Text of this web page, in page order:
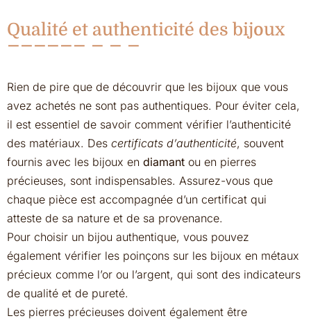
Qualité et authenticité des bijoux
Rien de pire que de découvrir que les bijoux que vous
avez achetés ne sont pas authentiques. Pour éviter cela,
il est essentiel de savoir comment vérifier l’authenticité
des matériaux. Des certificats d’authenticité, souvent
fournis avec les bijoux en diamant ou en pierres
précieuses, sont indispensables. Assurez-vous que
chaque pièce est accompagnée d’un certificat qui
atteste de sa nature et de sa provenance.
Pour choisir un bijou authentique, vous pouvez
également vérifier les poinçons sur les bijoux en métaux
précieux comme l’or ou l’argent, qui sont des indicateurs
de qualité et de pureté.
Les pierres précieuses doivent également être